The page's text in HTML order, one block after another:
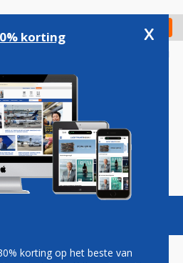
Check in
Podcasts Vacatures
korting x
korting op het beste van